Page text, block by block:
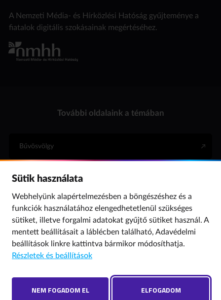
A Nemzeti Média- és Hírközlési Hatóság gyűjteménye a
fiatalok digitális szokásainak megértéséhez.
További oldalaink a témában
Bűvösvölgy
Internet Hotline
Para (gyermekvédelem)
© 2019 NMHH Minden jog fenntartva. | Tárhelyszolgáltató: Nemzeti Média- és
Sütik használata
Webhelyünk alapértelmezésben a böngészéshez és a
funkciók használatához elengedhetetlenül szükséges
sütiket, illetve forgalmi adatokat gyűjtő sütiket használ. A
mentett beállításait a láblécben található, Adavédelmi
beállítások linkre kattintva bármikor módosíthatja.
Részletek és beállítások
NEM FOGADOM EL ELFOGADOM